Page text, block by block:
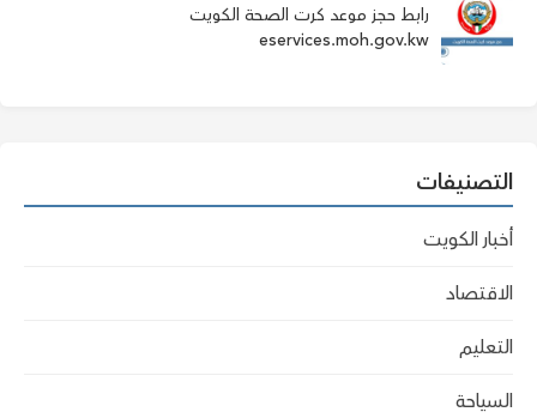
رابط حجز موعد كرت الصحة الكويت
eservices.moh.gov.kw
التصنيفات
أخبار الكويت
الاقتصاد
التعليم
السياحة